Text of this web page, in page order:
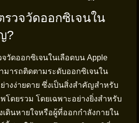
รวจวัดออกซิเจนใน
?
วัดออกซิเจนในเลือดบน Apple
มารถติดตามระดับออกซิเจนใน
างง่ายดาย ซึ่งเป็นสิ่งสำคัญสำหรับ
โดยรวม โดยเฉพาะอย่างยิ่งสำหรับ
ดินหายใจหรือผู้ที่ออกกำลังกายใน